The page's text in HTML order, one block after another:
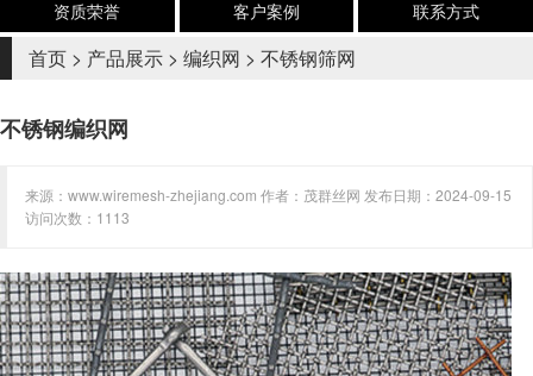
资质荣誉
客户案例 联系方式
首页 > 产品展示 > 编织网 > 不锈钢筛网
不锈钢编织网
来源：www.wiremesh-zhejiang.com 作者：茂群丝网 发布日期：2024-09-15
访问次数：1113